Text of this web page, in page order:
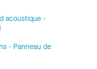
acoustique -
- Panneau de